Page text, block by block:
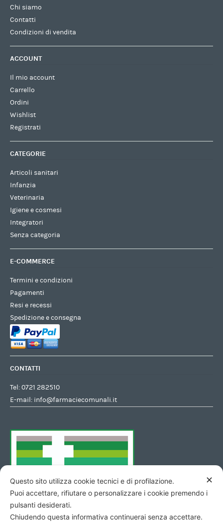
Chi siamo
Contatti
Condizioni di vendita
ACCOUNT
Il mio account
Carrello
Ordini
Wishlist
Registrati
CATEGORIE
Articoli sanitari
Infanzia
Veterinaria
Igiene e cosmesi
Integratori
Senza categoria
E-COMMERCE
Termini e condizioni
Pagamenti
Resi e recessi
Spedizione e consegna
CONTATTI
Tel:0721 282510
E-mail: info@farmaciecomunali.it
✕
Questo sito utilizza cookie tecnici e di profilazione.
Puoi accettare, rifiutare o personalizzare i cookie premendo i
pulsanti desiderati.
Chiudendo questa informativa continuerai senza accettare.